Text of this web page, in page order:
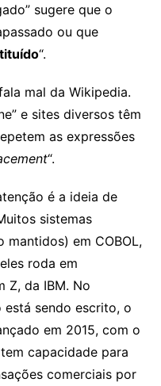
sugere que o
ou que
“.
mal da Wikipedia.
e sites diversos têm
as expressões
“.
é a ideia de
sistemas
mantidos) em COBOL,
roda em
Z, da IBM. No
sendo escrito, o
em 2015, com o
capacidade para
comerciais por